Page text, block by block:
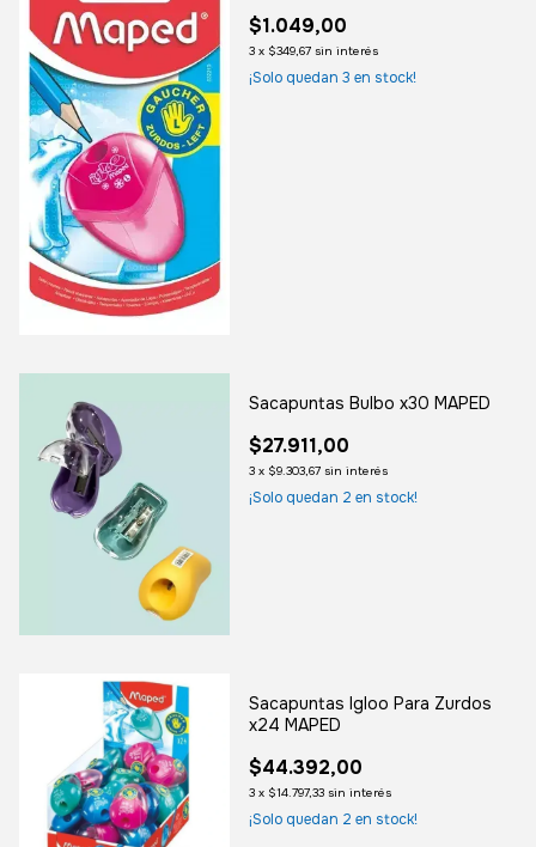
$1.049,00
3 x $349,67 sin interés
¡Solo quedan 3 en stock!
Sacapuntas Bulbo x30 MAPED
$27.911,00
3 x $9.303,67 sin interés
¡Solo quedan 2 en stock!
Sacapuntas Igloo Para Zurdos
x24 MAPED
$44.392,00
3 x $14.797,33 sin interés
¡Solo quedan 2 en stock!